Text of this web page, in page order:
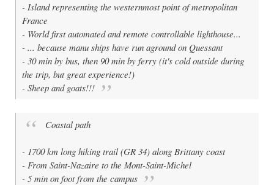
- Island representing the westernmost point of metropolitan
France
- World first automated and remote controllable lighthouse...
- ... because manu ships have run aground on Quessant
- 30 min by bus, then 90 min by ferry (it's cold outside during
the trip, but great experience!)
- Sheep and goats!!!
Coastal path
- 1700 km long hiking trail (GR 34) along Brittany coast
- From Saint-Nazaire to the Mont-Saint-Michel
- 5 min on foot from the campus